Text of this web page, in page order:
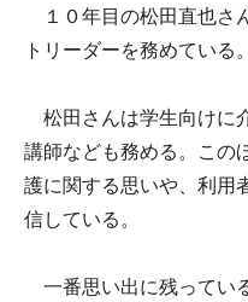
１０年目の松田直也さ
トリーダーを務めている。
松田さんは学生向けに
講師なども務める。この
護に関する思いや、利用
信している。
一番思い出に残ってい